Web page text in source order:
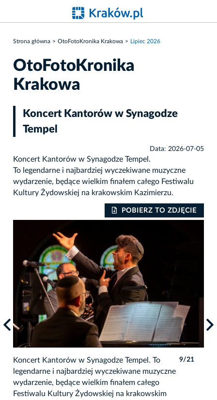
Strona główna OtoFotoKronika Krakowa Lipiec 2026
OtoFotoKronika
Krakowa
Koncert Kantorów w Synagodze
Tempel
Data: 2026-07-05
Koncert Kantorów w Synagodze Tempel.
To legendarne i najbardziej wyczekiwane muzyczne
wydarzenie, będące wielkim finałem całego Festiwalu
Kultury Żydowskiej na krakowskim Kazimierzu.
POBIERZ TO ZDJĘCIE
Koncert Kantorów w Synagodze Tempel. To
legendarne i najbardziej wyczekiwane muzyczne
wydarzenie, będące wielkim finałem całego
Festiwalu Kultury Żydowskiej na krakowskim
9/21